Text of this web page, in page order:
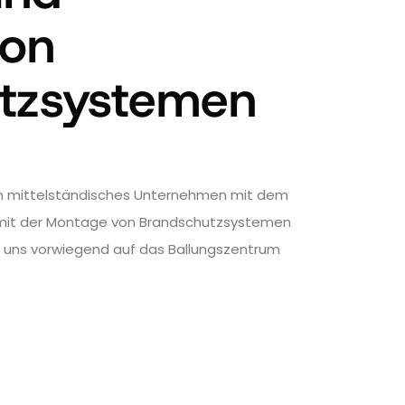
mittelständisches Unternehmen mit dem
der Montage von Brandschutzsystemen
vorwiegend auf das Ballungszentrum